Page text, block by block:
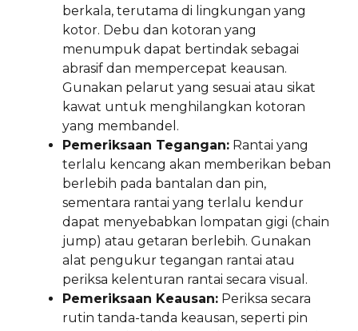
berkala, terutama di lingkungan yang
kotor. Debu dan kotoran yang
menumpuk dapat bertindak sebagai
abrasif dan mempercepat keausan.
Gunakan pelarut yang sesuai atau sikat
kawat untuk menghilangkan kotoran
yang membandel.
Pemeriksaan Tegangan: Rantai yang
terlalu kencang akan memberikan beban
berlebih pada bantalan dan pin,
sementara rantai yang terlalu kendur
dapat menyebabkan lompatan gigi (chain
jump) atau getaran berlebih. Gunakan
alat pengukur tegangan rantai atau
periksa kelenturan rantai secara visual.
Pemeriksaan Keausan: Periksa secara
rutin tanda-tanda keausan, seperti pin